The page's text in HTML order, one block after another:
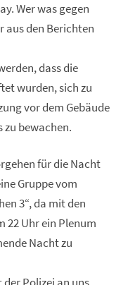
Wer was gegen
aus den Berichten
dass die
wurden, sich zu
vor dem Gebäude
zu bewachen.
für die Nacht
Gruppe vom
3“, da mit den
22 Uhr ein Plenum
Nacht zu